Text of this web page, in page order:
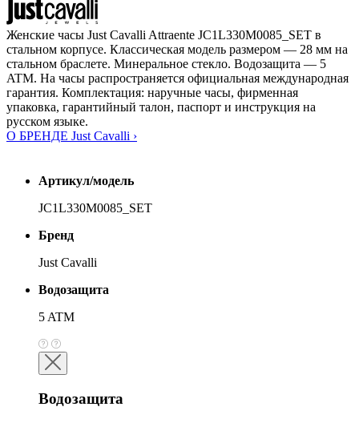
Женские часы Just Cavalli Attraente JC1L330M0085_SET в
стальном корпусе. Классическая модель размером — 28 мм на
стальном браслете. Минеральное стекло. Водозащита — 5
ATM. На часы распространяется официальная международная
гарантия. Комплектация: наручные часы, фирменная
упаковка, гарантийный талон, паспорт и инструкция на
русском языке.
О БРЕНДЕ Just Cavalli ›
Артикул/модель
JC1L330M0085_SET
Бренд
Just Cavalli
Водозащита
5 ATM
Водозащита